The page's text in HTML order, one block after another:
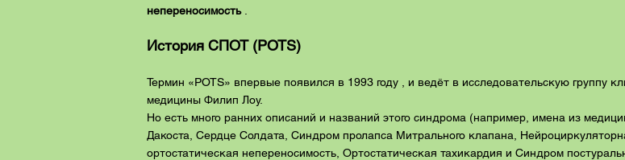
непереносимость
История СПОТ (POTS)
Термин «POTS» впервые появился в 1993 году , и ведёт в исследовательскую группу
медицины Филип Лоу.
Но есть много ранних описаний и названий этого синдрома (например, имена из
Дакоста, Сердце Солдата, Синдром пролапса Митрального клапана,
ортостатическая непереносимость, Ортостатическая тахикардия и Синдром